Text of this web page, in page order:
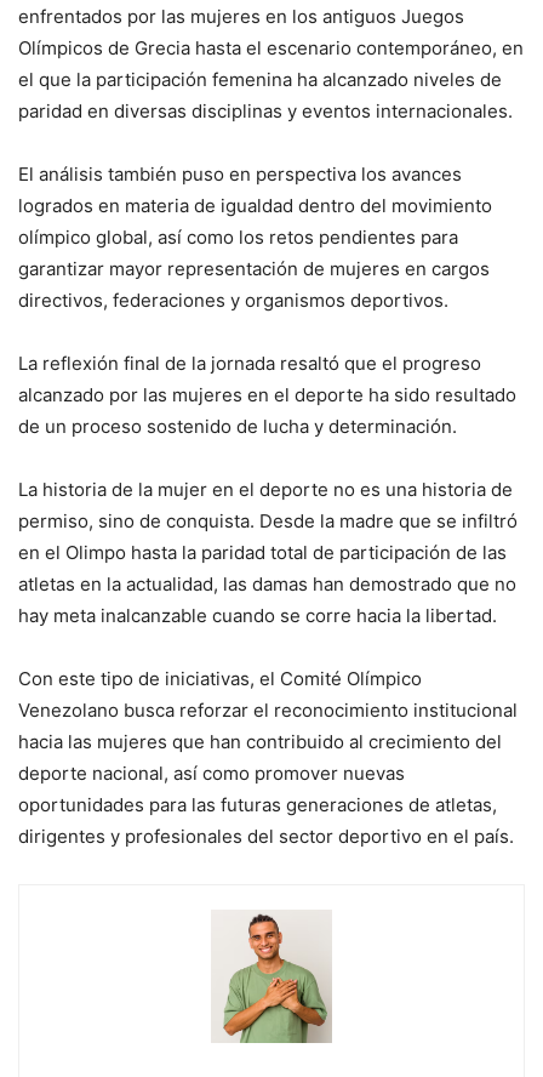
enfrentados por las mujeres en los antiguos Juegos
Olímpicos de Grecia hasta el escenario contemporáneo, en
el que la participación femenina ha alcanzado niveles de
paridad en diversas disciplinas y eventos internacionales.
El análisis también puso en perspectiva los avances
logrados en materia de igualdad dentro del movimiento
olímpico global, así como los retos pendientes para
garantizar mayor representación de mujeres en cargos
directivos, federaciones y organismos deportivos.
La reflexión final de la jornada resaltó que el progreso
alcanzado por las mujeres en el deporte ha sido resultado
de un proceso sostenido de lucha y determinación.
La historia de la mujer en el deporte no es una historia de
permiso, sino de conquista. Desde la madre que se infiltró
en el Olimpo hasta la paridad total de participación de las
atletas en la actualidad, las damas han demostrado que no
hay meta inalcanzable cuando se corre hacia la libertad.
Con este tipo de iniciativas, el Comité Olímpico
Venezolano busca reforzar el reconocimiento institucional
hacia las mujeres que han contribuido al crecimiento del
deporte nacional, así como promover nuevas
oportunidades para las futuras generaciones de atletas,
dirigentes y profesionales del sector deportivo en el país.